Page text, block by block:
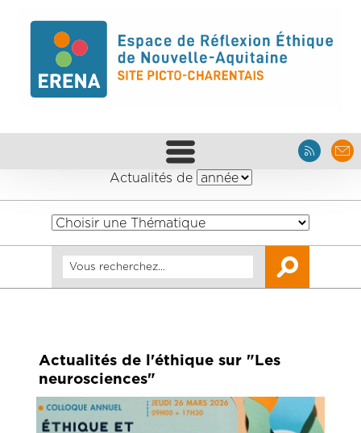
Actualités de
Actualités de l'éthique sur "Les
neurosciences"